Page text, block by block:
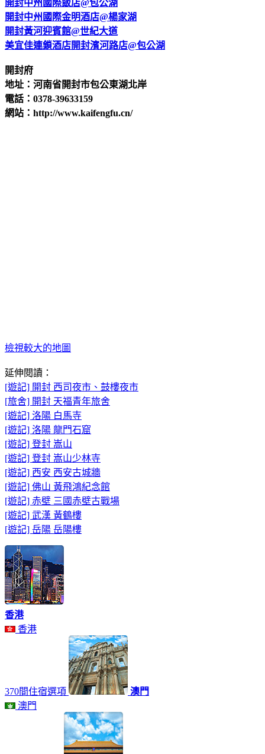
開封中州國際飯店@包公湖
開封中州國際金明酒店@楊家湖
開封黃河迎賓館@世紀大道
美宜佳連鎖酒店開封濱河路店@包公湖
開封府
地址：河南省開封市包公東湖北岸
電話：0378-39633159
網站：http://www.kaifengfu.cn/
檢視較大的地圖
延伸閱讀：
[遊記] 開封 西司夜市、鼓樓夜市
[旅舍] 開封 天福青年旅舍
[遊記] 洛陽 白馬寺
[遊記] 洛陽 龍門石窟
[遊記] 登封 嵩山
[遊記] 登封 嵩山少林寺
[遊記] 西安 西安古城牆
[遊記] 佛山 黃飛鴻紀念館
[遊記] 赤壁 三國赤壁古戰場
[遊記] 武漢 黃鶴樓
[遊記] 岳陽 岳陽樓
香港
香港
370間住宿選項
澳門
澳門